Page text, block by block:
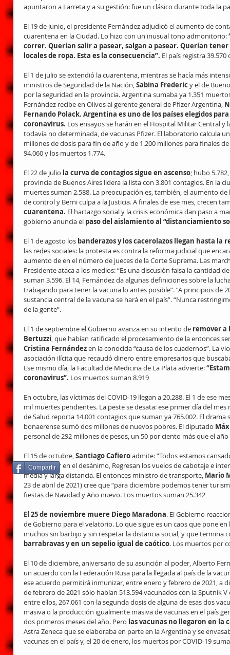
apuntaron a Larreta y a su gestión: fue un clásico durante toda la
El 19 de junio, el presidente Fernández adjudicó el aumento de
cuarentena en la Ciudad. Lo hizo con un inusual tono admonitorio:
correr. Querían salir a pasear, salgan a pasear. Querían
locales de ropa. Esta es la consecuencia”. El país registra
El 1 de julio se extendió la cuarentena, mientras se hacía más
ministros de Seguridad de la Nación, Sabina Frederic y el de
por la seguridad en la provincia. Argentina sumaba ya 1.351
Fernández recibe en Olivos al gerente general de Pfizer Argentina,
Fernando Polack. Argentina es uno de los países elegidos
coronavirus. Los ensayos se harán en el Hospital Militar Central
todavía no determinada, de vacunas Pfizer. El laboratorio calcula
millones de dosis para fin de año y de 1.200 millones para finales
94.060 y los muertos 1.774.
El 22 de julio la curva de contagios sigue en ascenso; hubo
provincia de Buenos Aires lidera la lista con 3.801 contagios. En la
muertes suman 2.588. La preocupación es, también, el aumento
de control y Berni culpa a la Justicia. A finales de ese mes, crecen
cuarentena. El hartazgo social y la crisis económica dan paso a
gobierno anuncia el paso del aislamiento al “distanciamiento
El 1 de agosto los banderazos y los cacerolazos llegan hasta la
las redes sociales: la protesta es contra la reforma judicial que
aumento de en el número de jueces de la Corte Suprema. Las
Presidente ataca a los medios: “Es una discusión falsa la cantidad
suman 3.596. El 14, Fernández da algunas definiciones sobre la
trabajando para tener la vacuna lo antes posible”. “A principios de
sustancia central de la vacuna se hará en el país”. “Nunca
de la gente”.
El 1 de septiembre el Gobierno avanza en su intento de remover a
Bertuzzi, que habían ratificado el procesamiento de la entonces
Cristina Fernández en la conocida “causa de los cuadernos”. La
asociación ilícita que recaudó dinero entre empresarios que
Ese mismo día, la Facultad de Medicina de La Plata advierte:
coronavirus”. Los muertos suman 8.919
En octubre, las víctimas del COVID-19 llegan a 20.288. El 1 de ese
mil muertes pendientes. La peste se desata: ese primer día del
de Salud reporta 14.001 contagios que suman ya 765.002. El
bonaerense sumó dos millones de nuevos pobres. El diputado
personal de 292 millones de pesos, un 50 por ciento más que el
El 15 de octubre, Santiago Cafiero admite: “Todos estamos
pide no caer en el desánimo, Regresan los vuelos de cabotaje e
media y larga distancia. El entonces ministro de transporte, Mario
23 de abril de 2021) cree que “para diciembre podemos tener
fiestas de Navidad y Año nuevo. Los muertos suman 25.342
El 25 de noviembre muere Diego Maradona. El Gobierno
de Gobierno para el velatorio. Lo que sigue es un caos que pone
muchos sin barbijo y sin respetar la distancia social, y que termina
barrabravas y en un sepelio igual de caótico. Los muertos por
El 10 de diciembre, aniversario de su asunción al poder, Alberto
un acuerdo con la Federación Rusa para la llegada al país de la
ese acuerdo permitirá inmunizar, entre enero y febrero de 2021, a
de febrero de 2021 sólo habían 513.594 vacunados con la Sputnik
entre ellos, 267.061 con la segunda dosis de alguna de esas dos
masiva o la producción igualmente masiva de vacunas en el país
dos primeros meses del año. Pero las vacunas no llegaron en la
Astra Zeneca que se elaboraba en parte en la Argentina y se
vacunas en el país y, el 20 de enero, los muertos por COVID-19
Compartir